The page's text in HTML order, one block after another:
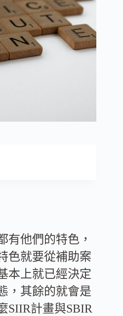
有他們的特色，
色就要從補助案
本上就已經決定
，其餘的就會是
SIIR計畫與SBIR